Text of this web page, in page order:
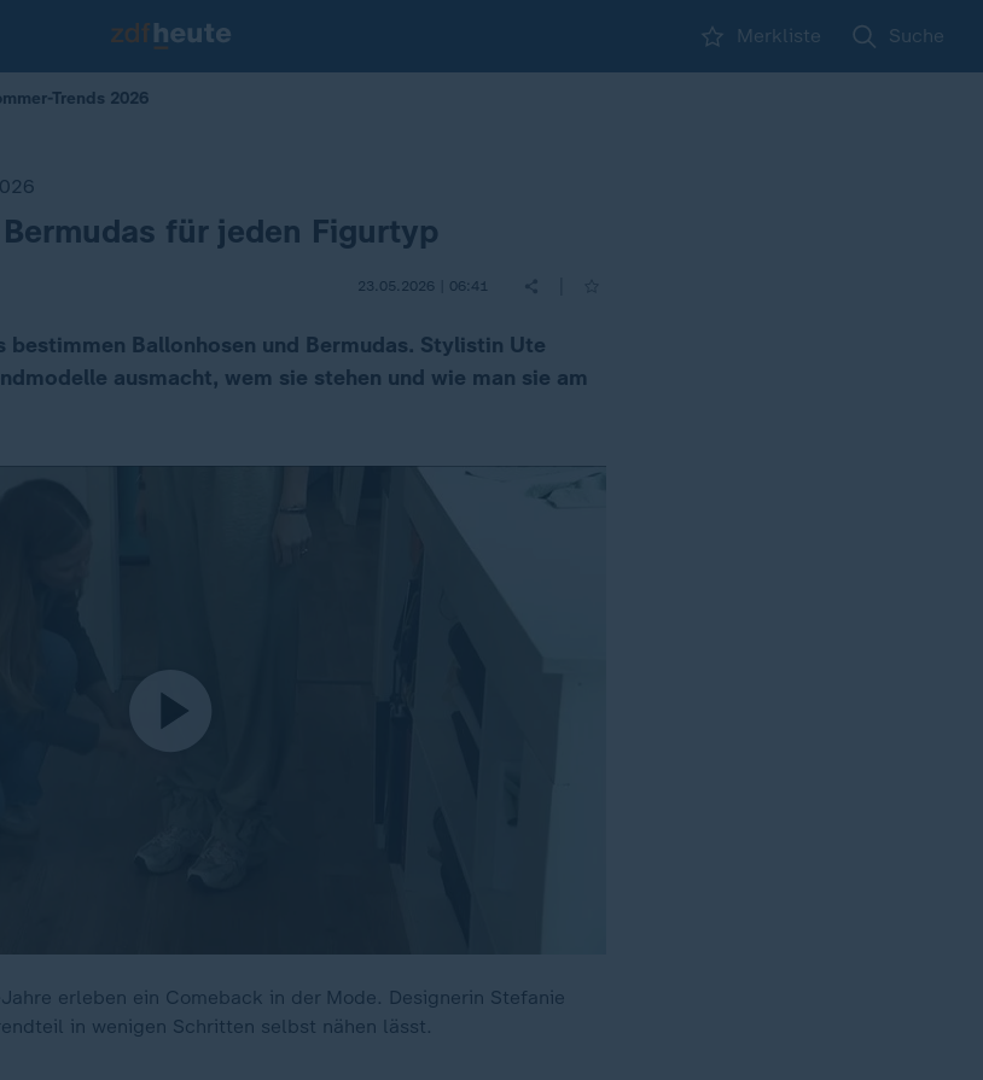
Merkliste Suche
Trends 2026
für jeden Figurtyp
23.05.2026 | 06:41
bestimmen Ballonhosen und Bermudas. Stylistin Ute
ausmacht, wem sie stehen und wie man sie am
erleben ein Comeback in der Mode. Designerin Stefanie
in wenigen Schritten selbst nähen lässt.